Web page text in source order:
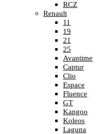
RCZ
Renault
11
19
21
25
Avantime
Captur
Clio
Espace
Fluence
GT
Kangoo
Koleos
Laguna